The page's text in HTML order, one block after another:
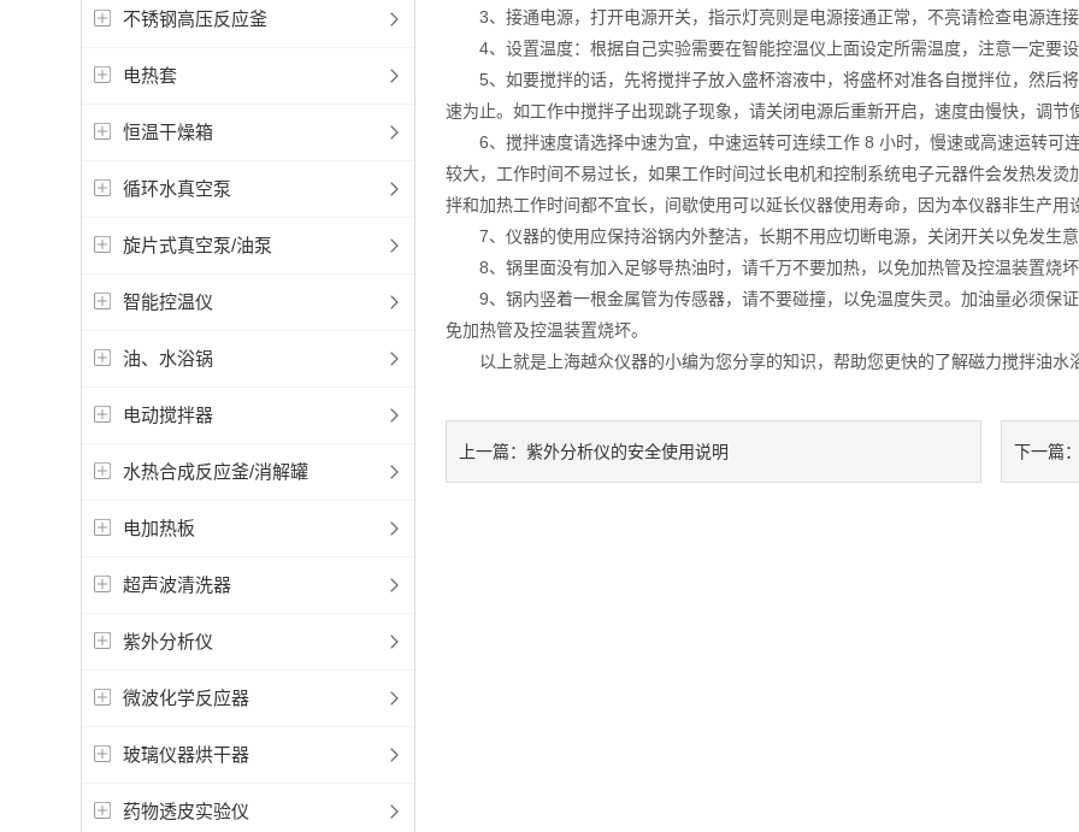
不锈钢高压反应釜
电热套
恒温干燥箱
循环水真空泵
旋片式真空泵/油泵
智能控温仪
油、水浴锅
电动搅拌器
水热合成反应釜/消解罐
电加热板
超声波清洗器
紫外分析仪
微波化学反应器
玻璃仪器烘干器
药物透皮实验仪
3、接通电源，打开电源开关，指示灯亮则是电源接通正常，不亮请检查电源连
4、设置温度：根据自己实验需要在智能控温仪上面设定所需温度，注意一定要
5、如要搅拌的话，先将搅拌子放入盛杯溶液中，将盛杯对准各自搅拌位，然后
速为止。如工作中搅拌子出现跳子现象，请关闭电源后重新开启，速度由慢快，调节
6、搅拌速度请选择中速为宜，中速运转可连续工作 8 小时，慢速或高速运转可
较大，工作时间不易过长，如果工作时间过长电机和控制系统电子元器件会发热发
拌和加热工作时间都不宜长，间歇使用可以延长仪器使用寿命，因为本仪器非生产
7、仪器的使用应保持浴锅内外整洁，长期不用应切断电源，关闭开关以免发生
8、锅里面没有加入足够导热油时，请千万不要加热，以免加热管及控温装置烧
9、锅内竖着一根金属管为传感器，请不要碰撞，以免温度失灵。加油量必须保
免加热管及控温装置烧坏。
以上就是上海越众仪器的小编为您分享的知识，帮助您更快的了解磁力搅拌油水
上一篇： 紫外分析仪的安全使用说明 下一篇